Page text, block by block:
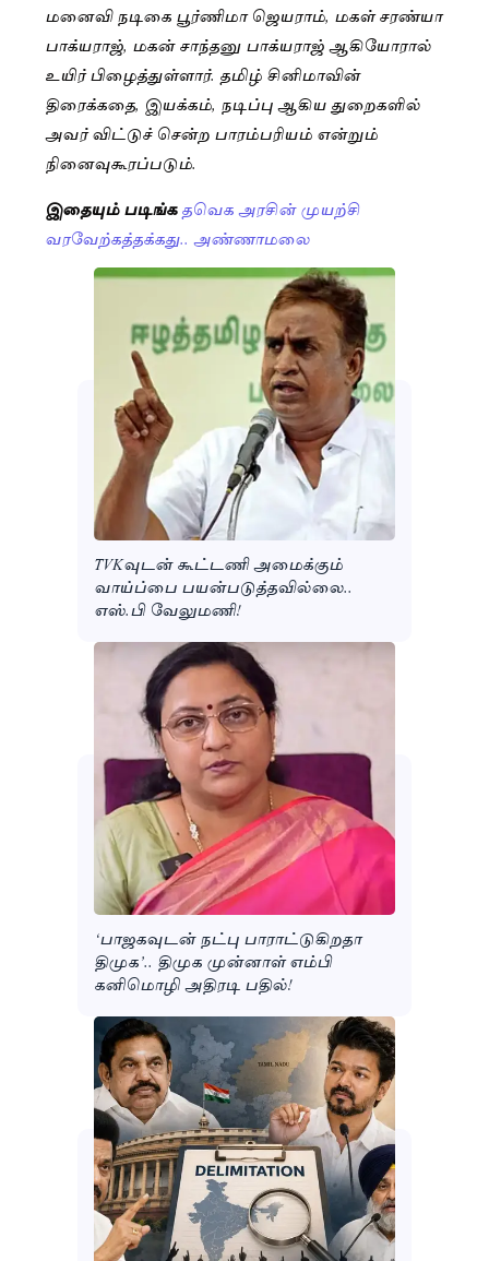
மனைவி நடிகை பூர்ணிமா ஜெயராம், மகள் சரண்யா
பாக்யராஜ், மகன் சாந்தனு பாக்யராஜ் ஆகியோரால்
உயிர் பிழைத்துள்ளார். தமிழ் சினிமாவின்
திரைக்கதை, இயக்கம், நடிப்பு ஆகிய துறைகளில்
அவர் விட்டுச் சென்ற பாரம்பரியம் என்றும்
நினைவுகூரப்படும்.
இதையும் படிங்க தவெக அரசின் முயற்சி
வரவேற்கத்தக்கது.. அண்ணாமலை
TVKவுடன் கூட்டணி அமைக்கும்
வாய்ப்பை பயன்படுத்தவில்லை..
எஸ்.பி வேலுமணி!
‘பாஜகவுடன் நட்பு பாராட்டுகிறதா
திமுக’.. திமுக முன்னாள் எம்பி
கனிமொழி அதிரடி பதில்!